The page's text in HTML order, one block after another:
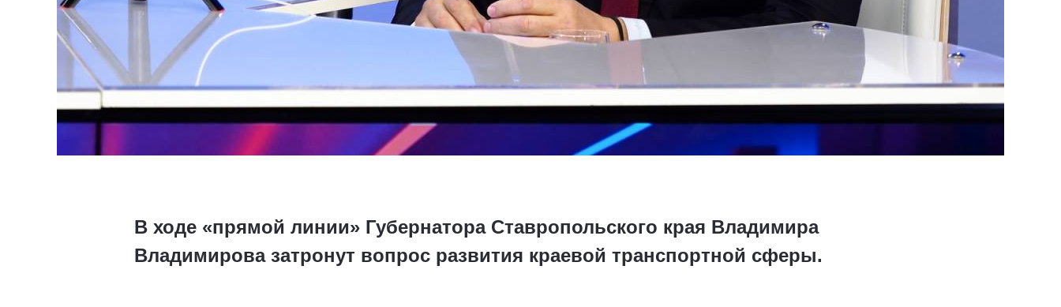
В ходе «прямой линии» Губернатора Ставропольского края Владимира
Владимирова затронут вопрос развития краевой транспортной сферы.